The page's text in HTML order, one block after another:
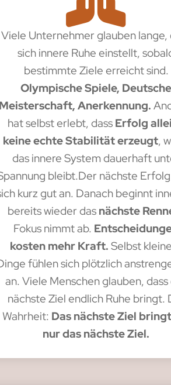
Viele Unternehmer glauben lange,
sich innere Ruhe einstellt,
bestimmte Ziele erreicht sind.
Olympische Spiele, Deutsche
Meisterschaft, Anerkennung.
hat selbst erlebt, dass Erfolg
keine echte Stabilität erzeugt,
das innere System dauerhaft
bleibt.Der nächste
kurz gut an. Danach beginnt
bereits wieder das nächste
Fokus nimmt ab.
kosten mehr Kraft. Selbst
fühlen sich plötzlich
an. Viele Menschen glauben, dass
nächste Ziel endlich Ruhe bringt.
Wahrheit: Das nächste Ziel
nur das nächste Ziel.